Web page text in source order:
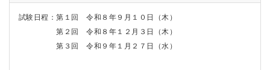
試験日程：第１回 令和８年９月１０日（木）
第２回 令和８年１２月３日（木）
第３回 令和９年１月２７日（水）